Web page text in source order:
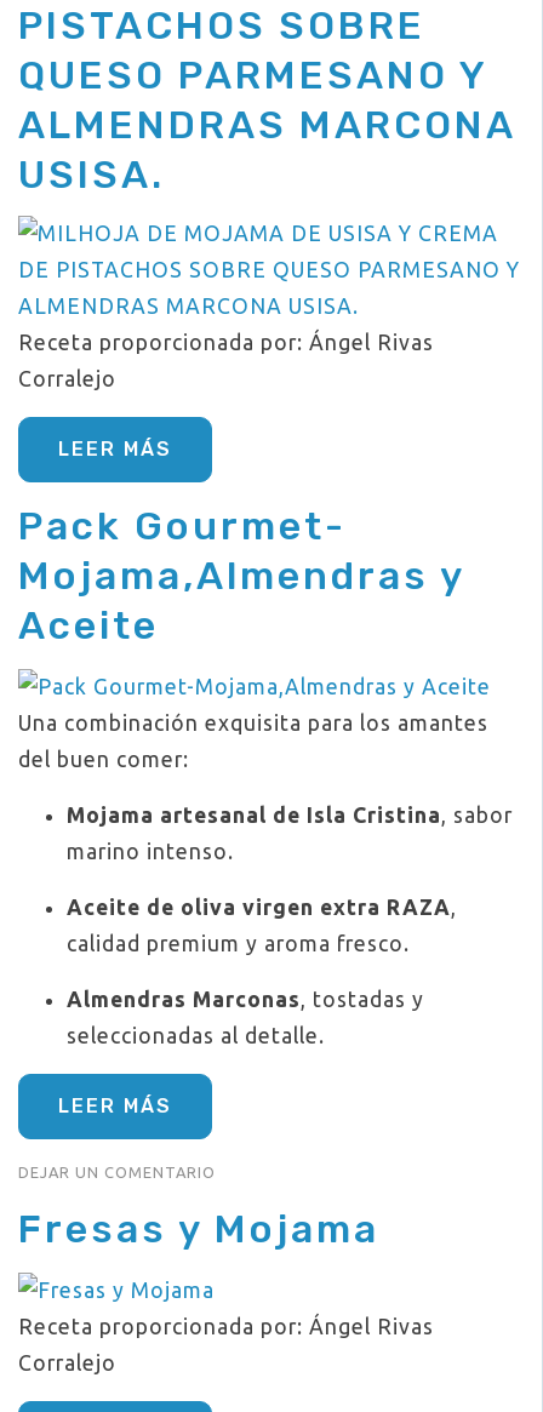
PISTACHOS SOBRE
QUESO PARMESANO Y
ALMENDRAS MARCONA
USISA.
Receta proporcionada por: Ángel Rivas
Corralejo
LEER MÁS
Pack Gourmet-
Mojama,Almendras y
Aceite
Una combinación exquisita para los amantes
del buen comer:
Mojama artesanal de Isla Cristina
, sabor
marino intenso.
Aceite de oliva virgen extra RAZA
calidad premium y aroma fresco.
Almendras Marconas
, tostadas y
seleccionadas al detalle.
LEER MÁS
DEJAR UN COMENTARIO
GOURMET-
MOJAMA,ALMENDRAS
Fresas y Mojama
Receta proporcionada por: Ángel Rivas
Corralejo